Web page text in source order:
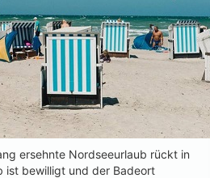
ersehnte Nordseeurlaub rückt in
ist bewilligt und der Badeort